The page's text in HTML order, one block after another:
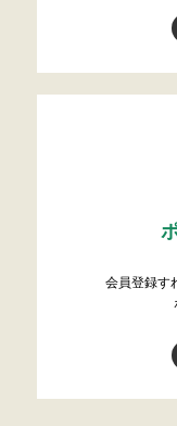
会員登録す